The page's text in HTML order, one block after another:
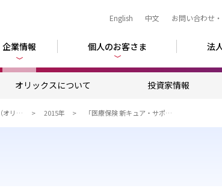
English 中文 お問い合わせ
企業情報 個人のお客さま 法
オリックスについて 投資家情報
ニュースリリース（オリックスグループ） 2015年 「医療保険 新キュア・サポート」「終身保険 新ライズ・サポート」を発売